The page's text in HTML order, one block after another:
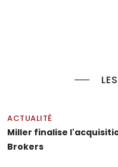
ACTUALITÉ
Miller finalise
Brokers